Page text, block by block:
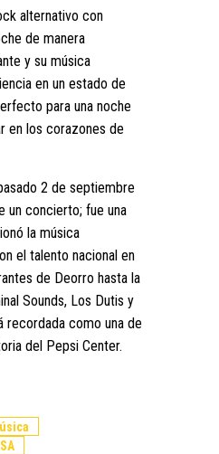
alternativo con
de manera
y su música
en un estado de
para una noche
en los corazones de
2 de septiembre
un concierto; fue una
la música
el talento nacional en
de Deorro hasta la
Sounds, Los Dutis y
recordada como una de
del Pepsi Center.